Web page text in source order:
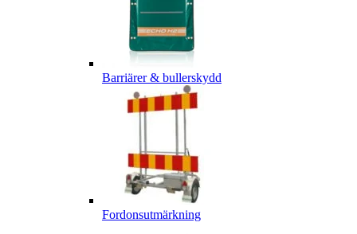
Barriärer & bullerskydd
Fordonsutmärkning